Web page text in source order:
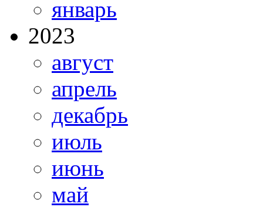
январь
2023
август
апрель
декабрь
июль
июнь
май